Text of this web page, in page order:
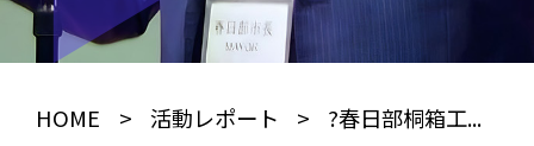
HOME > 活動レポート > ?春日部桐箱工...